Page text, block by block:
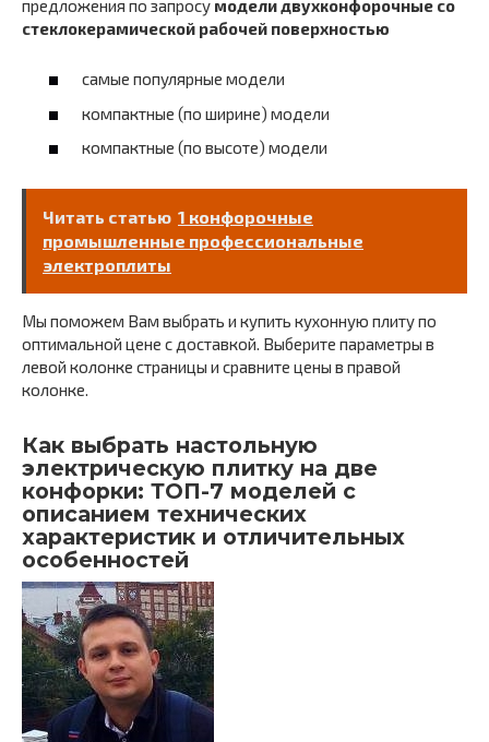
предложения по запросу модели двухконфорочные со
стеклокерамической рабочей поверхностью
самые популярные модели
компактные (по ширине) модели
компактные (по высоте) модели
Читать статью 1 конфорочные
промышленные профессиональные
электроплиты
Мы поможем Вам выбрать и купить кухонную плиту по
оптимальной цене с доставкой. Выберите параметры в
левой колонке страницы и сравните цены в правой
колонке.
Как выбрать настольную
электрическую плитку на две
конфорки: ТОП-7 моделей с
описанием технических
характеристик и отличительных
особенностей